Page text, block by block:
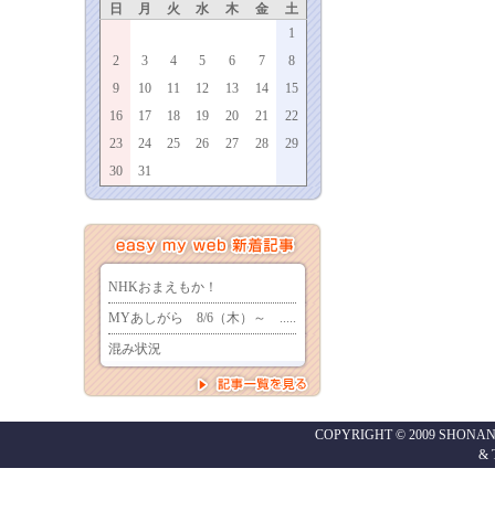
日
月 火 水 木 金
土
1
2
3 4 5 6 7
8
9
10 11 12 13 14
15
16
17 18 19 20 21
22
23
24 25 26 27 28
29
30
31
COPYRIGHT © 2009
&